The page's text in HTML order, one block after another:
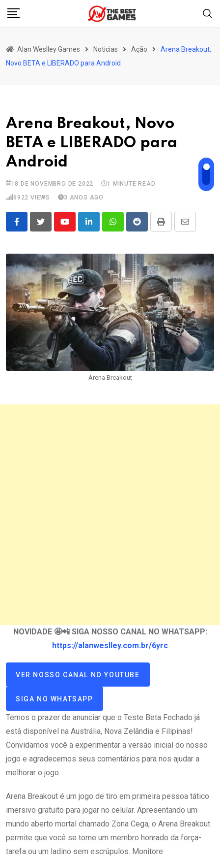
Skip
Alan Weslley Games Noticias Ação
Arena Breakout,
Novo BETA e LIBERADO para Android
Arena Breakout, Novo
BETA e LIBERADO para
Android
18 DE NOVEMBRO DE 2022
1 MINUTE READ
6922 VIEWS 3 ANOS AGO
YoutubeLinkedInWhatsappRedditPrint
Share
Email
Arena Breakout
NOVIDADE 🤩📲 SIGA NOSSO CANAL NO WHATSAPP:
https://alanweslley.com.br/6yrc
VER NOSSO CANAL NO YOUTUBE
SIGA NO WHATSAPP
Temos o prazer de anunciar que o Teste Beta Fechado já
está disponível na Austrália, Nova Zelândia e Filipinas!
Convidamos você a experimentar a versão inicial do nosso
jogo e agradecemos seus comentários para nos ajudar a
melhorar o jogo.
Arena Breakout é um jogo de tiro em primeira pessoa tático
imersivo gratuito para jogar no celular. Apresentando um
mundo aberto mortal chamado Zona Cega, o Arena Breakout
permite que você se torne um membro honrado da força-
tarefa ou um ladino sem escrúpulos. Monitore